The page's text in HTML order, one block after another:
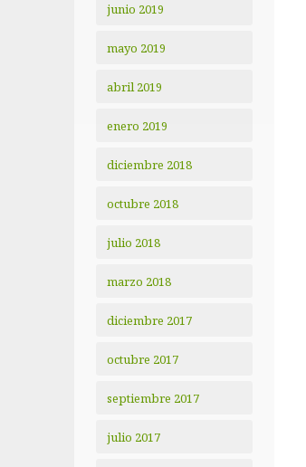
junio 2019
mayo 2019
abril 2019
enero 2019
diciembre 2018
octubre 2018
julio 2018
marzo 2018
diciembre 2017
octubre 2017
septiembre 2017
julio 2017